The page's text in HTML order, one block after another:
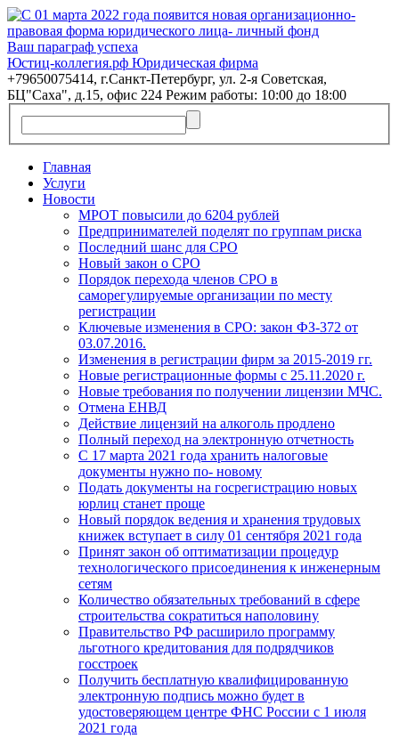
Ваш параграф успеха
Юстиц-коллегия.рф Юридическая фирма
+79650075414, г.Санкт-Петербург, ул. 2-я Советская,
БЦ"Саха", д.15, офис 224 Режим работы: 10:00 до 18:00
Главная
Услуги
Новости
МРОТ повысили до 6204 рублей
Предпринимателей поделят по группам риска
Последний шанс для СРО
Новый закон о СРО
Порядок перехода членов СРО в
саморегулируемые организации по месту
регистрации
Ключевые изменения в СРО: закон ФЗ-372 от
03.07.2016.
Изменения в регистрации фирм за 2015-2019 гг.
Новые регистрационные формы с 25.11.2020 г.
Новые требования по получении лицензии МЧС.
Отмена ЕНВД
Действие лицензий на алкоголь продлено
Полный переход на электронную отчетность
С 17 марта 2021 года хранить налоговые
документы нужно по- новому
Подать документы на госрегистрацию новых
юрлиц станет проще
Новый порядок ведения и хранения трудовых
книжек вступает в силу 01 сентября 2021 года
Принят закон об оптиматизации процедур
технологического присоединения к инженерным
сетям
Количество обязательных требований в сфере
строительства сократиться наполовину
Правительство РФ расширило программу
льготного кредитования для подрядчиков
госстроек
Получить бесплатную квалифицированную
электронную подпись можно будет в
удостоверяющем центре ФНС России с 1 июля
2021 года